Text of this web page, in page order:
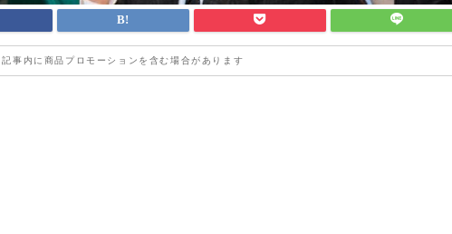
記事内に商品プロモーションを含む場合があります